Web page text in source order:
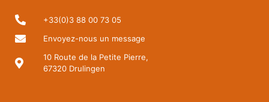
+33(0)3 88 00 73 05
Envoyez-nous un message
10 Route de la Petite Pierre,
67320 Drulingen